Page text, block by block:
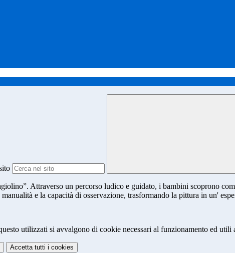
Attraverso un percorso ludico e guidato, i bambini scoprono
e la capacità di osservazione, trasformando la pittura in un'
utilizzati si avvalgono di cookie necessari al funzionamento ed utili
Accetta tutti i cookies